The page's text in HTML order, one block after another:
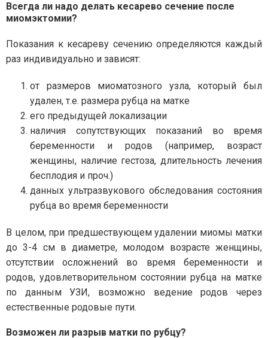
Всегда ли надо делать кесарево сечение после
миомэктомии?
Показания к кесареву сечению определяются каждый
раз индивидуально и зависят:
от размеров миоматозного узла, который был
удален, т.е. размера рубца на матке
его предыдущей локализации
наличия сопутствующих показаний во время
беременности и родов (например, возраст
женщины, наличие гестоза, длительность лечения
бесплодия и проч.)
данных ультразвукового обследования состояния
рубца во время беременности
В целом, при предшествующем удалении миомы матки
до 3-4 см в диаметре, молодом возрасте женщины,
отсутствии осложнений во время беременности и
родов, удовлетворительном состоянии рубца на матке
по данным УЗИ, возможно ведение родов через
естественные родовые пути.
Возможен ли разрыв матки по рубцу?